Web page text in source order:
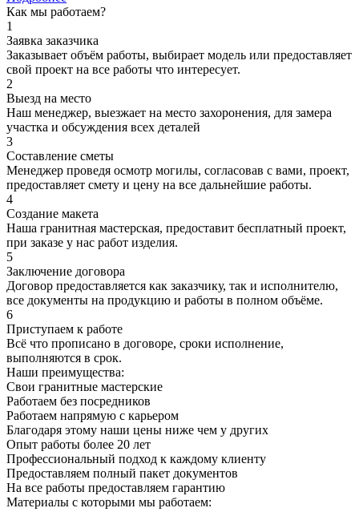
Как мы работаем?
1
Заявка заказчика
Заказывает объём работы, выбирает модель или предоставляет
свой проект на все работы что интересует.
2
Выезд на место
Наш менеджер, выезжает на место захоронения, для замера
участка и обсуждения всех деталей
3
Составление сметы
Менеджер проведя осмотр могилы, согласовав с вами, проект,
предоставляет смету и цену на все дальнейшие работы.
4
Создание макета
Наша гранитная мастерская, предоставит бесплатный проект,
при заказе у нас работ изделия.
5
Заключение договора
Договор предоставляется как заказчику, так и исполнителю,
все документы на продукцию и работы в полном объёме.
6
Приступаем к работе
Всё что прописано в договоре, сроки исполнение,
выполняются в срок.
Наши преимущества:
Свои гранитные мастерские
Работаем без посредников
Работаем напрямую с карьером
Благодаря этому наши цены ниже чем у других
Опыт работы более 20 лет
Профессиональный подход к каждому клиенту
Предоставляем полный пакет документов
На все работы предоставляем гарантию
Материалы с которыми мы работаем: